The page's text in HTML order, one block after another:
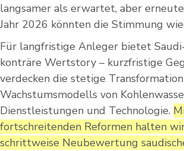
langsamer als erwartet, aber
Jahr 2026 könnten die Stimmung
Für langfristige Anleger bietet
konträre Wertstory – kurzfristige
verdecken die stetige Transformation
Wachstumsmodells von
Dienstleistungen und Technologie.
fortschreitenden Reformen halten
schrittweise Neubewertung